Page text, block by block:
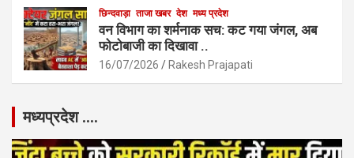
छिन्दवाड़ा ताजा खबर देश मध्य प्रदेश
वन विभाग का शर्मनाक सच: कट गया जंगल, अब
फोटोबाजी का दिखावा ..
16/07/2026 Rakesh Prajapati
मध्यप्रदेश ….